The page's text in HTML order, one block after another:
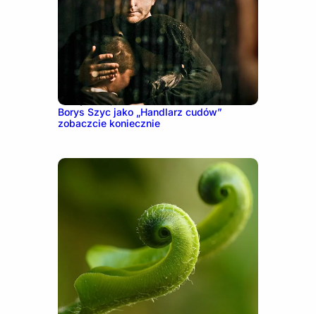
16 stycznia, 2023
Borys Szyc jako „Handlarz cudów”
zobaczcie koniecznie